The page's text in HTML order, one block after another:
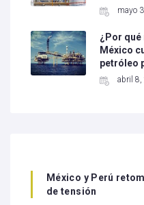
mayo
¿Por qué
México
petróleo
abril 8,
México y Perú
de tensión